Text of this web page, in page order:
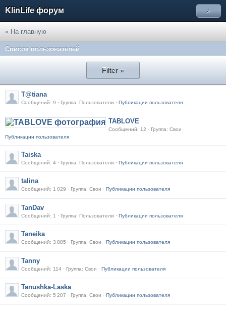
KlinLife форум »
« На главную
Список пользователей
Filter »
T@tiana
Сообщений: 9 · Группа: Пользователи · Публикации пользователя
TABLOVE
Сообщений: 12 · Группа: Свои ·
Публикации пользователя
Taiska
Сообщений: 4 · Группа: Пользователи · Публикации пользователя
talina
Сообщений: 1 029 · Группа: Свои · Публикации пользователя
TanDav
Сообщений: 1 · Группа: Пользователи · Публикации пользователя
Taneika
Сообщений: 3 885 · Группа: Свои · Публикации пользователя
Tanny
Сообщений: 114 · Группа: Свои · Публикации пользователя
Tanushka-Laska
Сообщений: 5 207 · Группа: Свои · Публикации пользователя